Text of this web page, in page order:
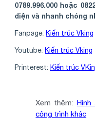
0789.996.000 hoặc
diện và nhanh chóng
Fanpage: Kiến trúc Vking
Youtube: Kiến trúc Vking
Printerest: Kiến trúc
Xem thêm:
công trình khác